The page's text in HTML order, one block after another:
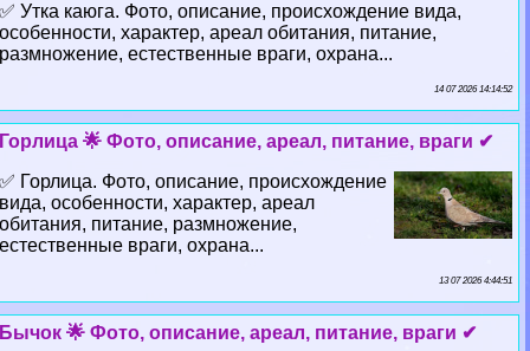
✅ Утка каюга. Фото, описание, происхождение вида,
особенности, хаpaктер, ареал обитания, питание,
размножение, естественные враги, охрана...
14 07 2026 14:14:52
Горлица 🌟 Фото, описание, ареал, питание, враги ✔
✅ Горлица. Фото, описание, происхождение
вида, особенности, хаpaктер, ареал
обитания, питание, размножение,
естественные враги, охрана...
13 07 2026 4:44:51
Бычок 🌟 Фото, описание, ареал, питание, враги ✔